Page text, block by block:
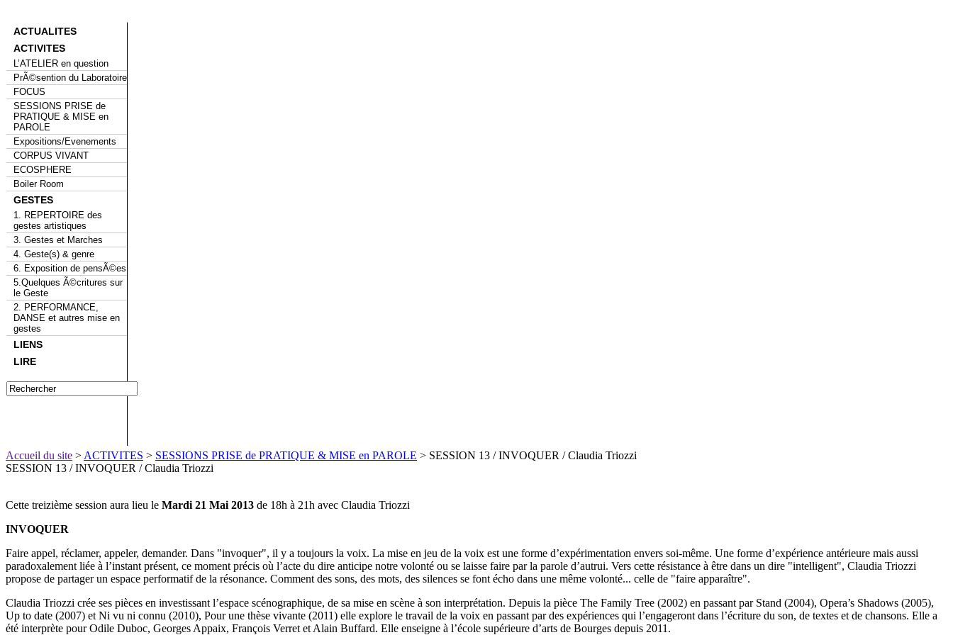
ACTUALITES
ACTIVITES
L’ATELIER en question
PrÃ©sention du Laboratoire
FOCUS
SESSIONS PRISE de
PRATIQUE & MISE en
PAROLE
Expositions/Evenements
CORPUS VIVANT
ECOSPHERE
Boiler Room
GESTES
1. REPERTOIRE des
gestes artistiques
3. Gestes et Marches
4. Geste(s) & genre
6. Exposition de pensÃ©es
5.Quelques Ã©critures sur
le Geste
2. PERFORMANCE,
DANSE et autres mise en
gestes
LIENS
LIRE
Accueil du site > ACTIVITES > SESSIONS PRISE de PRATIQUE & MISE en PAROLE > SESSION 13 / INVOQUER / Claudia Triozzi
SESSION 13 / INVOQUER / Claudia Triozzi
Cette treizième session aura lieu le Mardi 21 Mai 2013 de 18h à 21h avec Claudia Triozzi
INVOQUER
Faire appel, réclamer, appeler, demander. Dans "invoquer", il y a toujours la voix. La mise en jeu de la voix est une forme d’expérimentation envers soi-même. Une forme d’expérience antérieure mais aussi
paradoxalement liée à l’instant présent, ce moment précis où l’acte du dire anticipe notre volonté ou se laisse faire par la parole d’autrui. Vers cette résistance à être dans un dire "intelligent", Claudia Triozzi
propose de partager un espace performatif de la résonance. Comment des sons, des mots, des silences se font écho dans une même volonté... celle de "faire apparaître".
Claudia Triozzi crée ses pièces en investissant l’espace scénographique, de sa mise en scène à son interprétation. Depuis la pièce The Family Tree (2002) en passant par Stand (2004), Opera’s Shadows (2005),
Up to date (2007) et Ni vu ni connu (2010), Pour une thèse vivante (2011) elle explore le travail de la voix en passant par des expériences qui l’engageront dans l’écriture du son, de textes et de chansons. Elle a
été interprète pour Odile Duboc, Georges Appaix, François Verret et Alain Buffard. Elle enseigne à l’école supérieure d’arts de Bourges depuis 2011.